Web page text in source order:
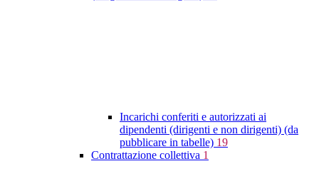
Incarichi conferiti e autorizzati ai
dipendenti (dirigenti e non dirigenti) (da
pubblicare in tabelle) 19
Contrattazione collettiva 1